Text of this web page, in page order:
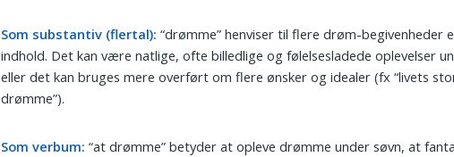
Som substantiv (flertal): “drømme” henviser til flere drøm-begivenheder
indhold. Det kan være natlige, ofte billedlige og følelsesladede oplevelser
eller det kan bruges mere overført om flere ønsker og idealer (fx “livets
drømme”).
Som verbum: “at drømme” betyder at opleve drømme under søvn, at